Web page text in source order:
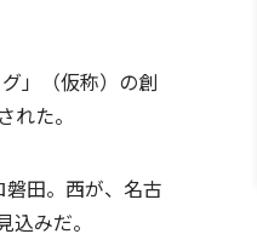
」（仮称）の創
された。
田。西が、名古
みだ。